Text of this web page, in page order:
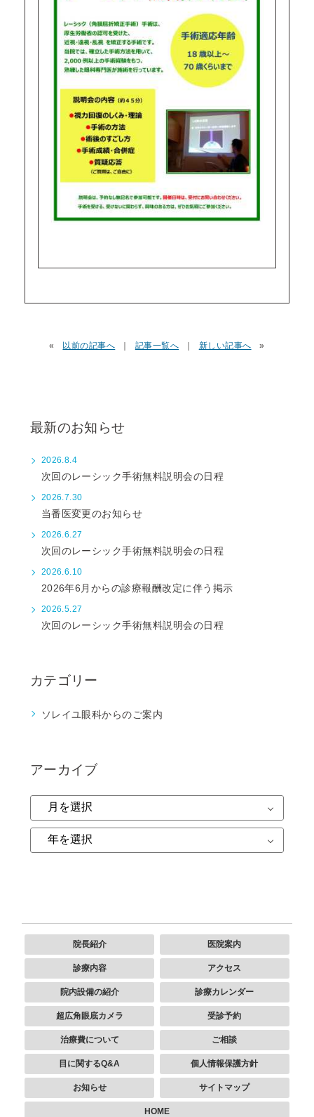
« 以前の記事へ 記事一覧へ 新しい記事へ »
最新のお知らせ
2026.8.4
次回のレーシック手術無料説明会の日程
2026.7.30
当番医変更のお知らせ
2026.6.27
次回のレーシック手術無料説明会の日程
2026.6.10
2026年6月からの診療報酬改定に伴う掲示
2026.5.27
次回のレーシック手術無料説明会の日程
カテゴリー
ソレイユ眼科からのご案内
アーカイブ
院長紹介
診療内容
院内設備の紹介
超広角眼底カメラ
治療費について
目に関するQ&A
お知らせ
医院案内
アクセス
診療カレンダー
受診予約
ご相談
個人情報保護方針
サイトマップ
HOME